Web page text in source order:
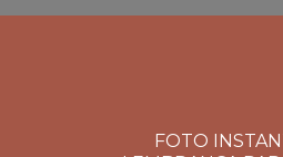
FOTO